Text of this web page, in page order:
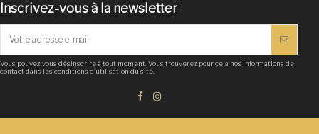
Inscrivez-vous à la newsletter
Vous pouvez vous désinscrire à tout moment. Vous trouverez pour cela nos informations de
contact dans les conditions d'utilisation du site.